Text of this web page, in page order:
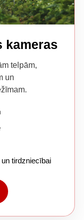
kameras
telpām,
un
tirdzniecībai